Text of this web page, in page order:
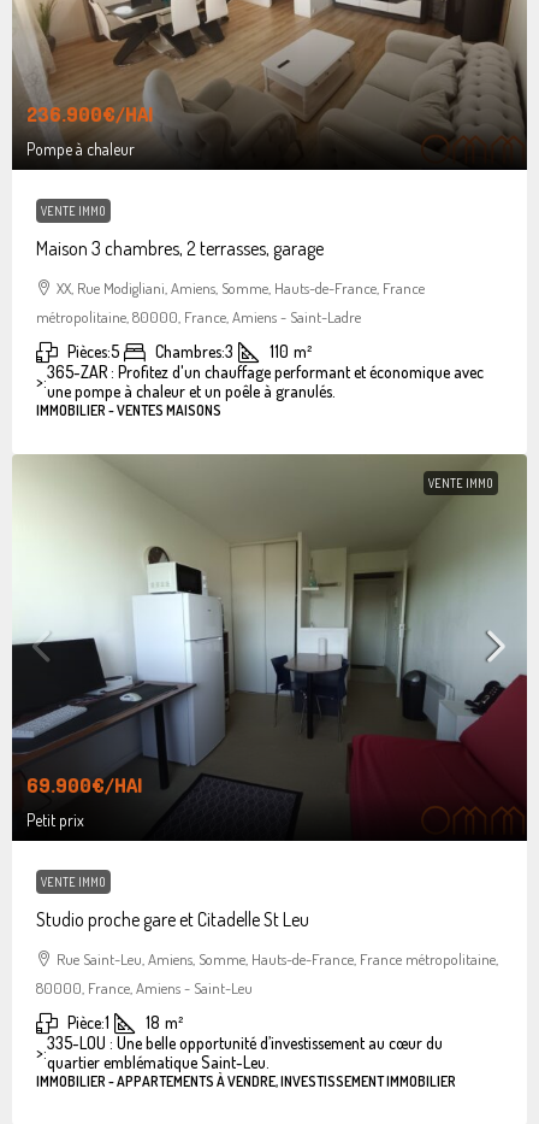
236.900€/HAI
Pompe à chaleur
VENTE IMMO
Maison 3 chambres, 2 terrasses, garage
XX, Rue Modigliani, Amiens, Somme, Hauts-de-France, France
métropolitaine, 80000, France, Amiens - Saint-Ladre
Pièces:5 Chambres:3 110 m²
>:365-ZAR : Profitez d'un chauffage performant et économique avec
une pompe à chaleur et un poêle à granulés.
IMMOBILIER - VENTES MAISONS
VENTE IMMO
69.900€/HAI
Petit prix
VENTE IMMO
Studio proche gare et Citadelle St Leu
Rue Saint-Leu, Amiens, Somme, Hauts-de-France, France métropolitaine,
80000, France, Amiens - Saint-Leu
Pièce:1 18 m²
>:335-LOU : Une belle opportunité d’investissement au cœur du
quartier emblématique Saint-Leu.
IMMOBILIER - APPARTEMENTS À VENDRE, INVESTISSEMENT IMMOBILIER